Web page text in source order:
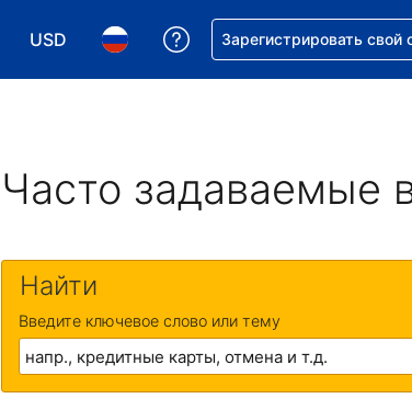
USD
Выберите валюту. Текущая валюта —
Выберите язык. Текущий язык —
Получите помощь с
Зарегистрировать свой
Часто задаваемые
Найти
Введите ключевое слово или тему